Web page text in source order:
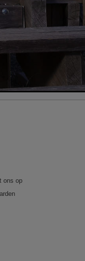
ons op